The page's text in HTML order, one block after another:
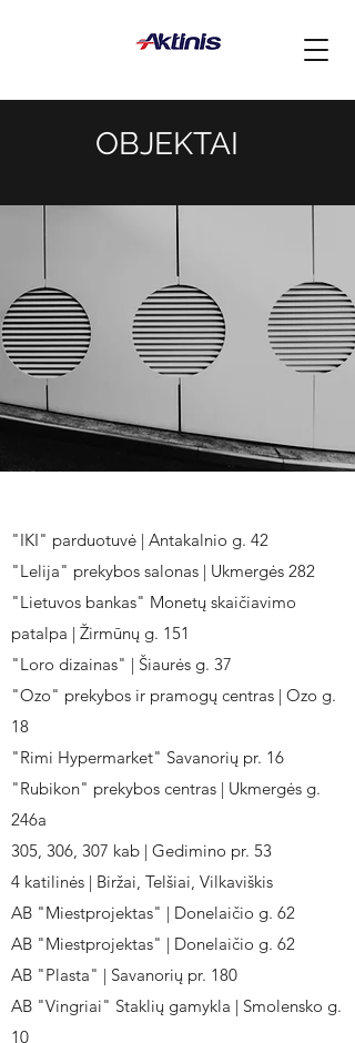
OBJEKTAI
"IKI" parduotuvė | Antakalnio g. 42
"Lelija" prekybos salonas | Ukmergės 282
"Lietuvos bankas" Monetų skaičiavimo
patalpa | Žirmūnų g. 151
"Loro dizainas" | Šiaurės g. 37
"Ozo" prekybos ir pramogų centras | Ozo g.
18
"Rimi Hypermarket" Savanorių pr. 16
"Rubikon" prekybos centras | Ukmergės g.
246a
305, 306, 307 kab | Gedimino pr. 53
4 katilinės | Biržai, Telšiai, Vilkaviškis
AB "Miestprojektas" | Donelaičio g. 62
AB "Miestprojektas" | Donelaičio g. 62
AB "Plasta" | Savanorių pr. 180
AB "Vingriai" Staklių gamykla | Smolensko g.
10